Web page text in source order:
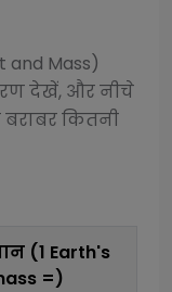
and Mass)
देखें, और नीचे
कितनी
(1 Earth's
=)